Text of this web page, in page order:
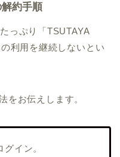
解約手順
っぷり「TSUTAYA
利用を継続しないとい
をお伝えします。
イン。